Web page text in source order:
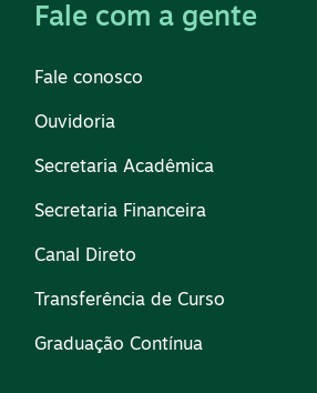
Fale com a gente
Fale conosco
Ouvidoria
Secretaria Acadêmica
Secretaria Financeira
Canal Direto
Transferência de Curso
Graduação Contínua